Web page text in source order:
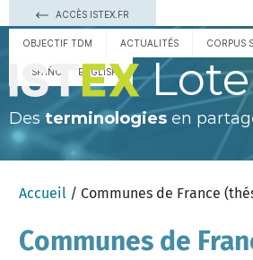
ACCÈS ISTEX.FR
OBJECTIF TDM ACTUALITÉS CORPUS
ESPAÑOL ENGLISH
Des terminologies en
Accueil / Communes de France
Communes de